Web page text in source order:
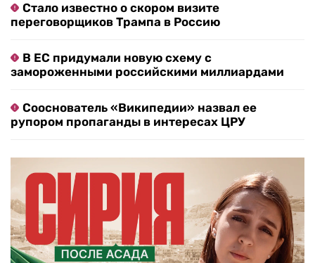
Стало известно о скором визите
переговорщиков Трампа в Россию
В ЕС придумали новую схему с
замороженными российскими миллиардами
Сооснователь «Википедии» назвал ее
рупором пропаганды в интересах ЦРУ